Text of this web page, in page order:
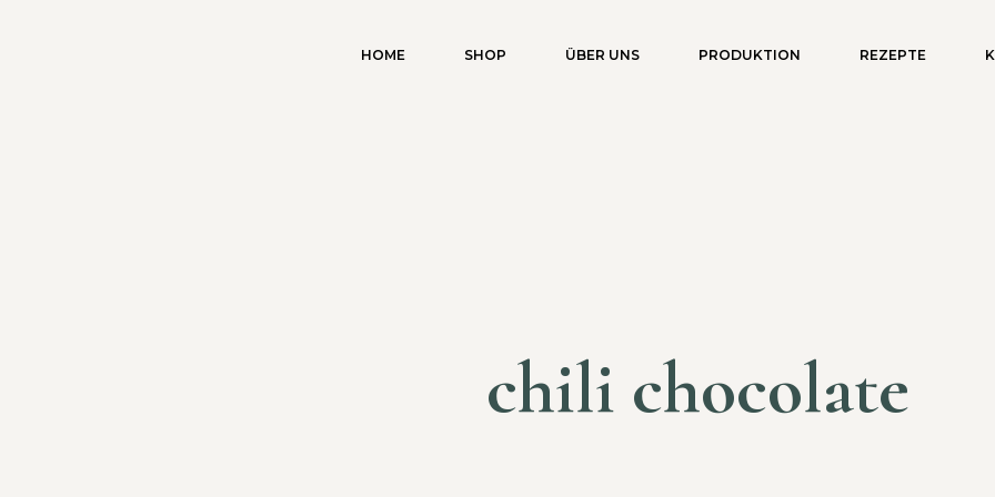
HOME SHOP ÜBER UNS PRODUKTION REZEPTE
chili chocolate